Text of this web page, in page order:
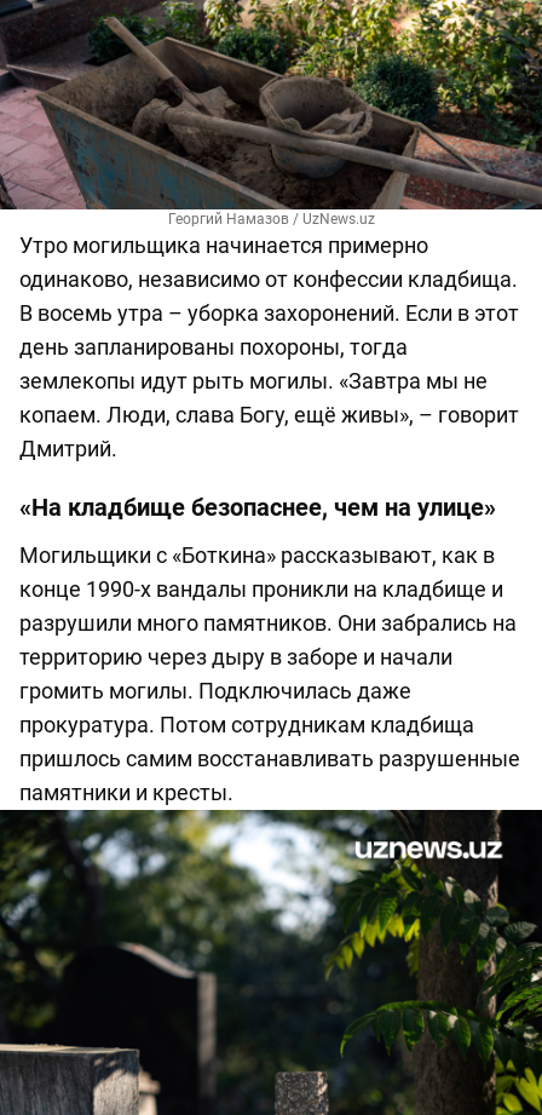
Георгий Намазов / UzNews.uz
Утро могильщика начинается примерно
одинаково, независимо от конфессии кладбища.
В восемь утра – уборка захоронений. Если в этот
день запланированы похороны, тогда
землекопы идут рыть могилы. «Завтра мы не
копаем. Люди, слава Богу, ещё живы», – говорит
Дмитрий.
«На кладбище безопаснее, чем на улице»
Могильщики с «Боткина» рассказывают, как в
конце 1990-х вандалы проникли на кладбище и
разрушили много памятников. Они забрались на
территорию через дыру в заборе и начали
громить могилы. Подключилась даже
прокуратура. Потом сотрудникам кладбища
пришлось самим восстанавливать разрушенные
памятники и кресты.